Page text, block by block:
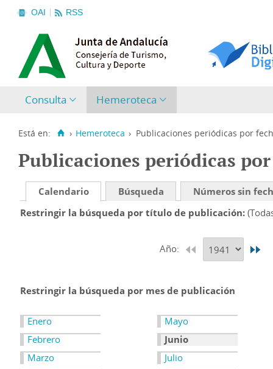
OAI RSS
Consulta Hemeroteca
Está en: › Hemeroteca › Publicaciones periódicas por
Publicaciones periódicas
Calendario Búsqueda
Números sin
Restringir la búsqueda por título de publicación
Año:
Restringir la búsqueda por mes de publicación
Enero
Febrero
Marzo
Mayo
Junio
Julio